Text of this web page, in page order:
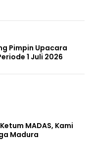
Pimpin Upacara
1 Juli 2026
MADAS, Kami
Madura